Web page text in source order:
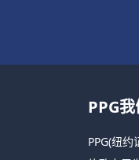
PPG
PPG(纽